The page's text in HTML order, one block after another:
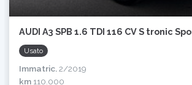
AUDI A3 SPB 1.6 TDI 116 CV S tronic
Usato
Immatric. 2/2019
km 110.000